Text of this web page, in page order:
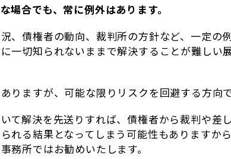
場合でも、常に例外はあります。
、債権者の動向、裁判所の方針など、一定の
一切知られないままで解決することが難しい
りますが、可能な限りリスクを回避する方向
て解決を先送りすれば、債権者から裁判や差
れる結果となってしまう可能性もありますか
務所ではお勧めいたします。